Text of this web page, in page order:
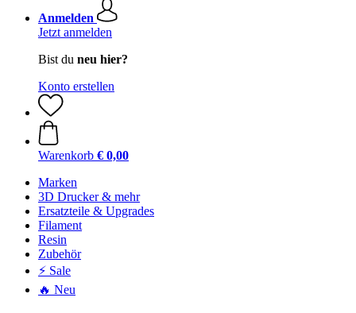
Anmelden
Jetzt anmelden
Bist du neu hier?
Konto erstellen
Warenkorb € 0,00
Marken
3D Drucker & mehr
Ersatzteile & Upgrades
Filament
Resin
Zubehör
⚡ Sale
🔥 Neu